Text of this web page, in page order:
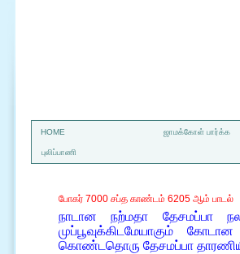
HOME ஜாமக்கோள் பார்க்க
புலிப்பாணி
போகர் 7000 சப்த காண்டம் 6205 ஆம் பாடல்
நாடான நற்மதா தேசமப்பா
முப்பூவுக்கிடமேயாகும்
கொண்டதொரு தேசமப்பா